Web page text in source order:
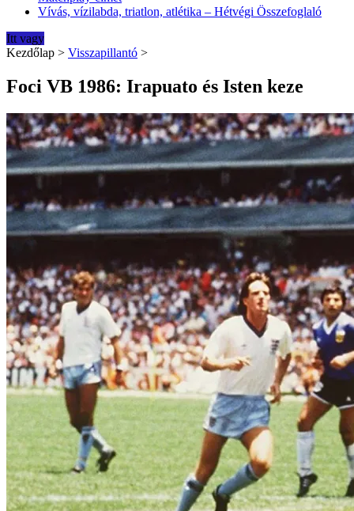
Vívás, vízilabda, triatlon, atlétika – Hétvégi Összefoglaló
Itt vagy
Kezdőlap > Visszapillantó >
Foci VB 1986: Irapuato és Isten keze